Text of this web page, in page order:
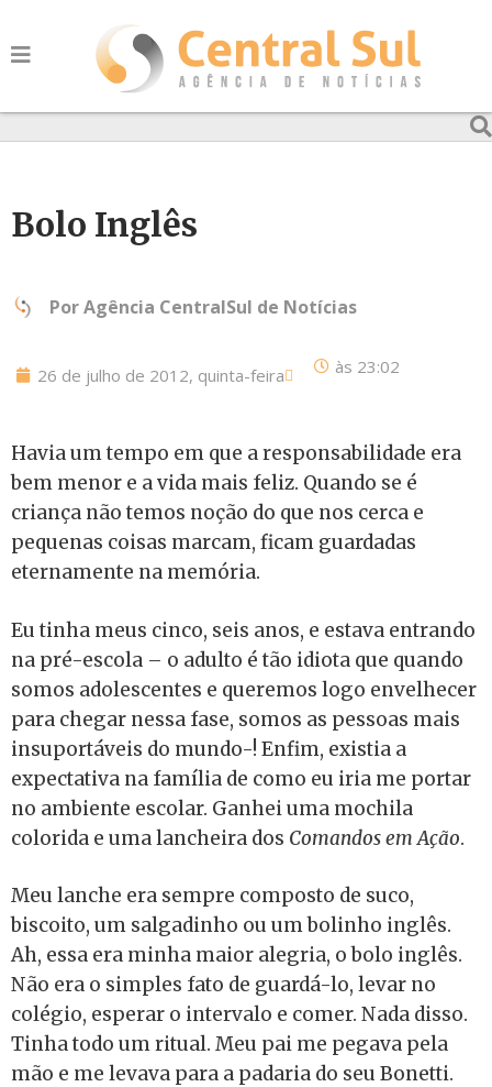
Bolo Inglês
PorAgência CentralSul de Notícias
26 de julho de 2012, quinta-feira às 23:02
Havia um tempo em que a responsabilidade era
bem menor e a vida mais feliz. Quando se é
criança não temos noção do que nos cerca e
pequenas coisas marcam, ficam guardadas
eternamente na memória.
Eu tinha meus cinco, seis anos, e estava entrando
na pré-escola – o adulto é tão idiota que quando
somos adolescentes e queremos logo envelhecer
para chegar nessa fase, somos as pessoas mais
insuportáveis do mundo-! Enfim, existia a
expectativa na família de como eu iria me portar
no ambiente escolar. Ganhei uma mochila
colorida e uma lancheira dos Comandos em Ação.
Meu lanche era sempre composto de suco,
biscoito, um salgadinho ou um bolinho inglês.
Ah, essa era minha maior alegria, o bolo inglês.
Não era o simples fato de guardá-lo, levar no
colégio, esperar o intervalo e comer. Nada disso.
Tinha todo um ritual. Meu pai me pegava pela
mão e me levava para a padaria do seu Bonetti.